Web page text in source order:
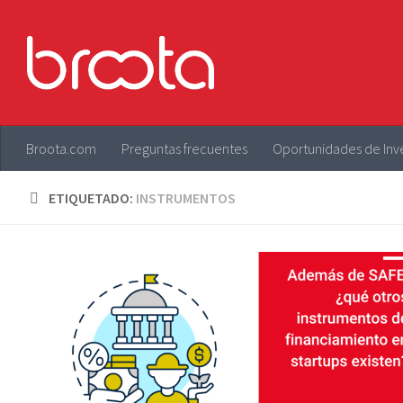
Broota.com Preguntas frecuentes Oportunidades de
ETIQUETADO: INSTRUMENTOS